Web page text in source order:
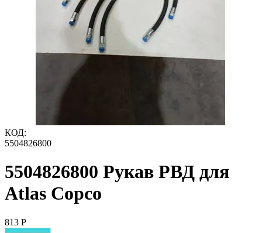
КОД:
5504826800
5504826800 Рукав РВД для
Atlas Copco
‍813‍ Р